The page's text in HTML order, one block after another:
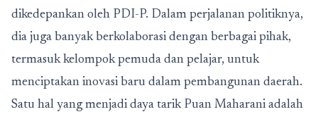
dikedepankan oleh PDI-P. Dalam perjalanan politiknya,
dia juga banyak berkolaborasi dengan berbagai pihak,
termasuk kelompok pemuda dan pelajar, untuk
menciptakan inovasi baru dalam pembangunan daerah.
Satu hal yang menjadi daya tarik Puan Maharani adalah